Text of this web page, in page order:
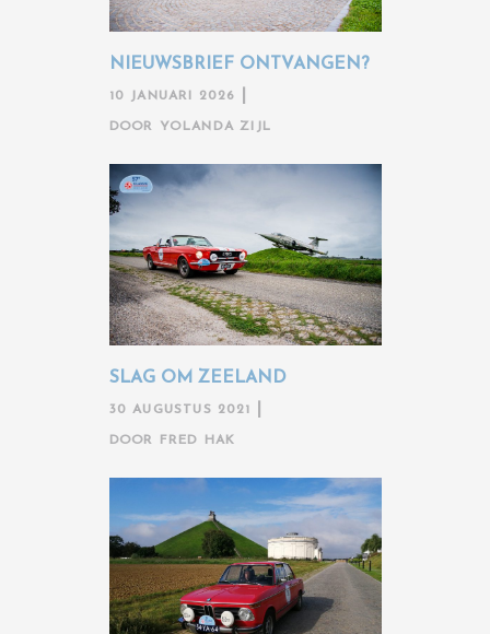
NIEUWSBRIEF ONTVANGEN?
10 JANUARI 2026
DOOR YOLANDA ZIJL
SLAG OM ZEELAND
30 AUGUSTUS 2021
DOOR FRED HAK